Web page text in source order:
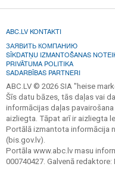
ABC.LV KONTAKTI
ЗАЯВИТЬ КОМПАНИЮ
SĪKDATŅU IZMANTOŠANAS
PRIVĀTUMA POLITIKA
SADARBĪBAS PARTNERI
ABC.LV © 2026 SIA "heise
Šīs datu bāzes, tās daļas vai
informācijas daļas
aizliegta. Tāpat arī ir aizliegta
Portālā izmantota informācija
(bis.gov.lv).
Portāla www.abc.lv masu
000740427. Galvenā redaktore: